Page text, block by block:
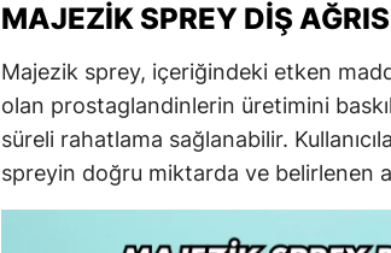
MAJEZIK SPREY DIŞ
Majezik sprey, içeriğindeki etken
olan prostaglandinlerin üretimini
süreli rahatlama sağlanabilir.
spreyin doğru miktarda ve belirlenen